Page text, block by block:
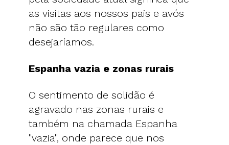
as visitas aos nossos pais e avós
não são tão regulares como
desejaríamos.
Espanha vazia e zonas rurais
O sentimento de solidão é
agravado nas zonas rurais e
também na chamada Espanha
"vazia", onde parece que nos